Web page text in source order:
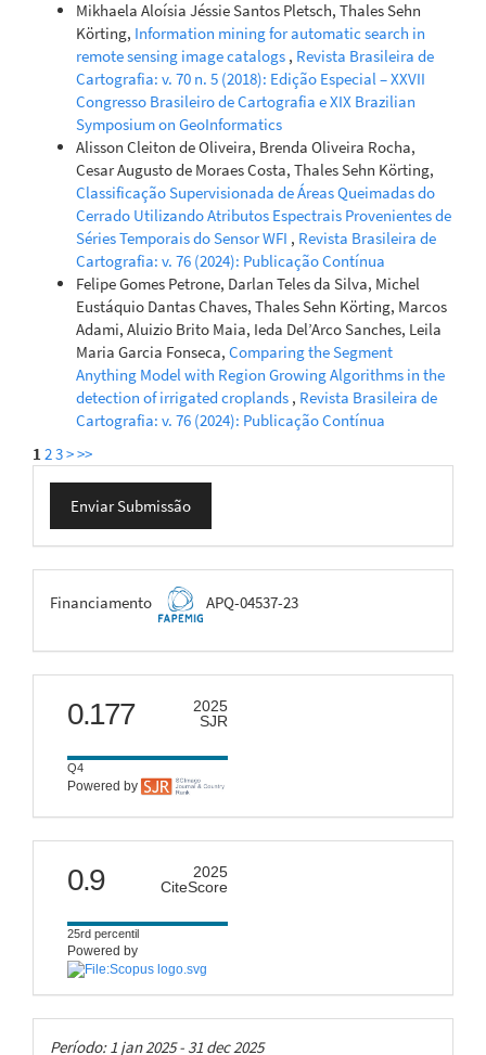
Mikhaela Aloísia Jéssie Santos Pletsch, Thales Sehn
Körting, Information mining for automatic search in
remote sensing image catalogs , Revista Brasileira de
Cartografia: v. 70 n. 5 (2018): Edição Especial – XXVII
Congresso Brasileiro de Cartografia e XIX Brazilian
Symposium on GeoInformatics
Alisson Cleiton de Oliveira, Brenda Oliveira Rocha,
Cesar Augusto de Moraes Costa, Thales Sehn Körting,
Classificação Supervisionada de Áreas Queimadas do
Cerrado Utilizando Atributos Espectrais Provenientes de
Séries Temporais do Sensor WFI , Revista Brasileira de
Cartografia: v. 76 (2024): Publicação Contínua
Felipe Gomes Petrone, Darlan Teles da Silva, Michel
Eustáquio Dantas Chaves, Thales Sehn Körting, Marcos
Adami, Aluizio Brito Maia, Ieda Del’Arco Sanches, Leila
Maria Garcia Fonseca, Comparing the Segment
Anything Model with Region Growing Algorithms in the
detection of irrigated croplands , Revista Brasileira de
Cartografia: v. 76 (2024): Publicação Contínua
1 23>>>
Enviar
Submissão
Enviar Submissão
FAPEMIG
Financiamento APQ-04537-23
scimago
0.177
2025
SJR
Q4
Powered by
citescore
0.9
2025
CiteScore
25rd percentil
Powered by
Período: 1 jan 2025 - 31 dec 2025